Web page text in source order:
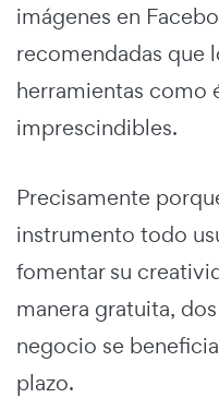
imágenes en
recomendadas que
herramientas como
imprescindibles.
Precisamente
instrumento todo
fomentar su
manera gratuita,
negocio se
plazo.